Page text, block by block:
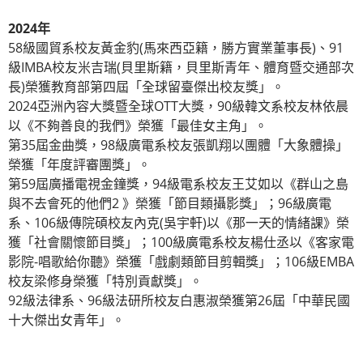
2024年
58級國貿系校友黃金豹(馬來西亞籍，勝方實業董事長)、91
級IMBA校友米吉瑞(貝里斯籍，貝里斯青年、體育暨交通部次
長)榮獲教育部第四屆「全球留臺傑出校友獎」。
2024亞洲內容大獎暨全球OTT大獎，90級韓文系校友林依晨
以《不夠善良的我們》榮獲「最佳女主角」。
第35屆金曲獎，98級廣電系校友張凱翔以團體「大象體操」
榮獲「年度評審團獎」。
第59屆廣播電視金鐘獎，94級電系校友王艾如以《群山之島
與不去會死的他們2 》榮獲「節目類攝影獎」；96級廣電
系、106級傳院碩校友內克(吳宇軒)以《那一天的情緒課》榮
獲「社會關懷節目獎」；100級廣電系校友楊仕丞以《客家電
影院-唱歌給你聽》榮獲「戲劇類節目剪輯獎」；106級EMBA
校友梁修身榮獲「特別貢獻獎」。
92級法律系、96級法研所校友白惠淑榮獲第26屆「中華民國
十大傑出女青年」。